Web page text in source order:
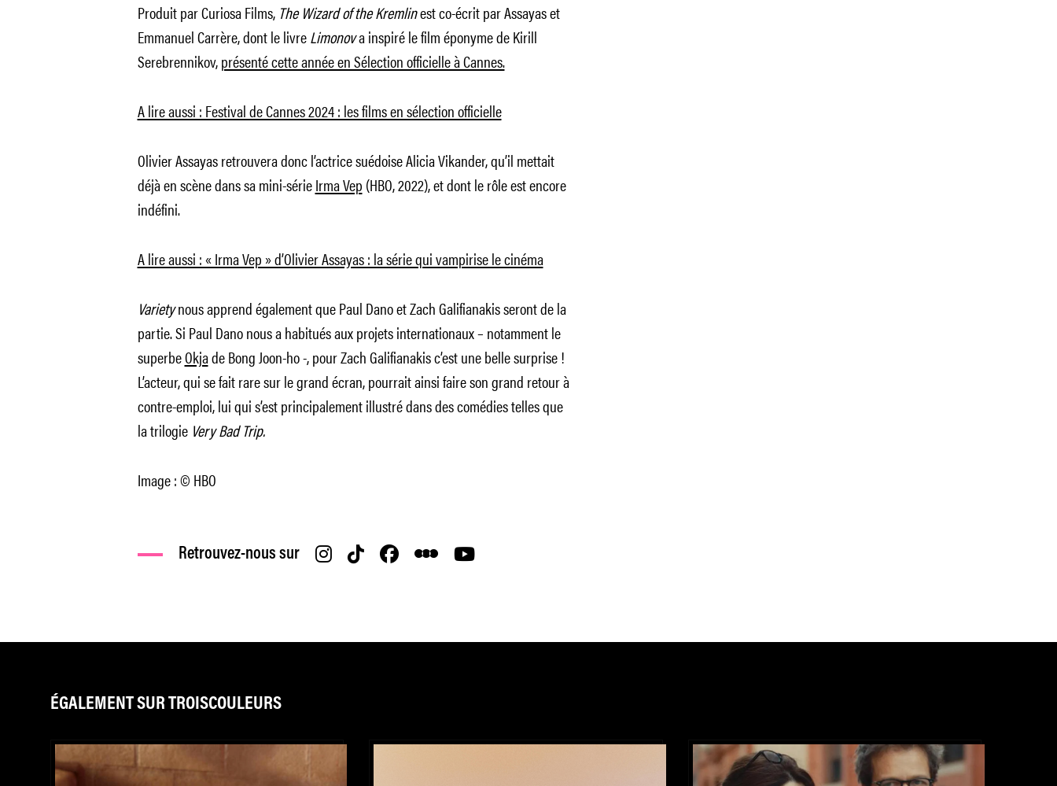
Produit par Curiosa Films, The Wizard of the Kremlinest co-écrit par Assayas et
Emmanuel Carrère, dont le livreLimonova inspiré le film éponyme de Kirill
Serebrennikov,présenté cette année en Sélection officielle à Cannes.
A lire aussi : Festival de Cannes 2024 : les films en sélection officielle
Olivier Assayas retrouvera donc l’actrice suédoise Alicia Vikander, qu’il mettait
déjà en scène dans sa mini-sérieIrma Vep (HBO, 2022), et dont le rôle est encore
indéfini.
A lire aussi : « Irma Vep » d’Olivier Assayas : la série qui vampirise le cinéma
Varietynous apprend également que Paul Dano et Zach Galifianakis seront de la
partie. Si Paul Dano nous a habitués aux projets internationaux – notamment le
superbeOkjade Bong Joon-ho -, pour Zach Galifianakis c’est une belle surprise !
L’acteur, qui se fait rare sur le grand écran, pourrait ainsi faire son grand retour à
contre-emploi, lui qui s’est principalement illustré dans des comédies telles que
la trilogie Very Bad Trip.
Image : © HBO
Retrouvez-nous sur
ÉGALEMENT SUR TROISCOULEURS